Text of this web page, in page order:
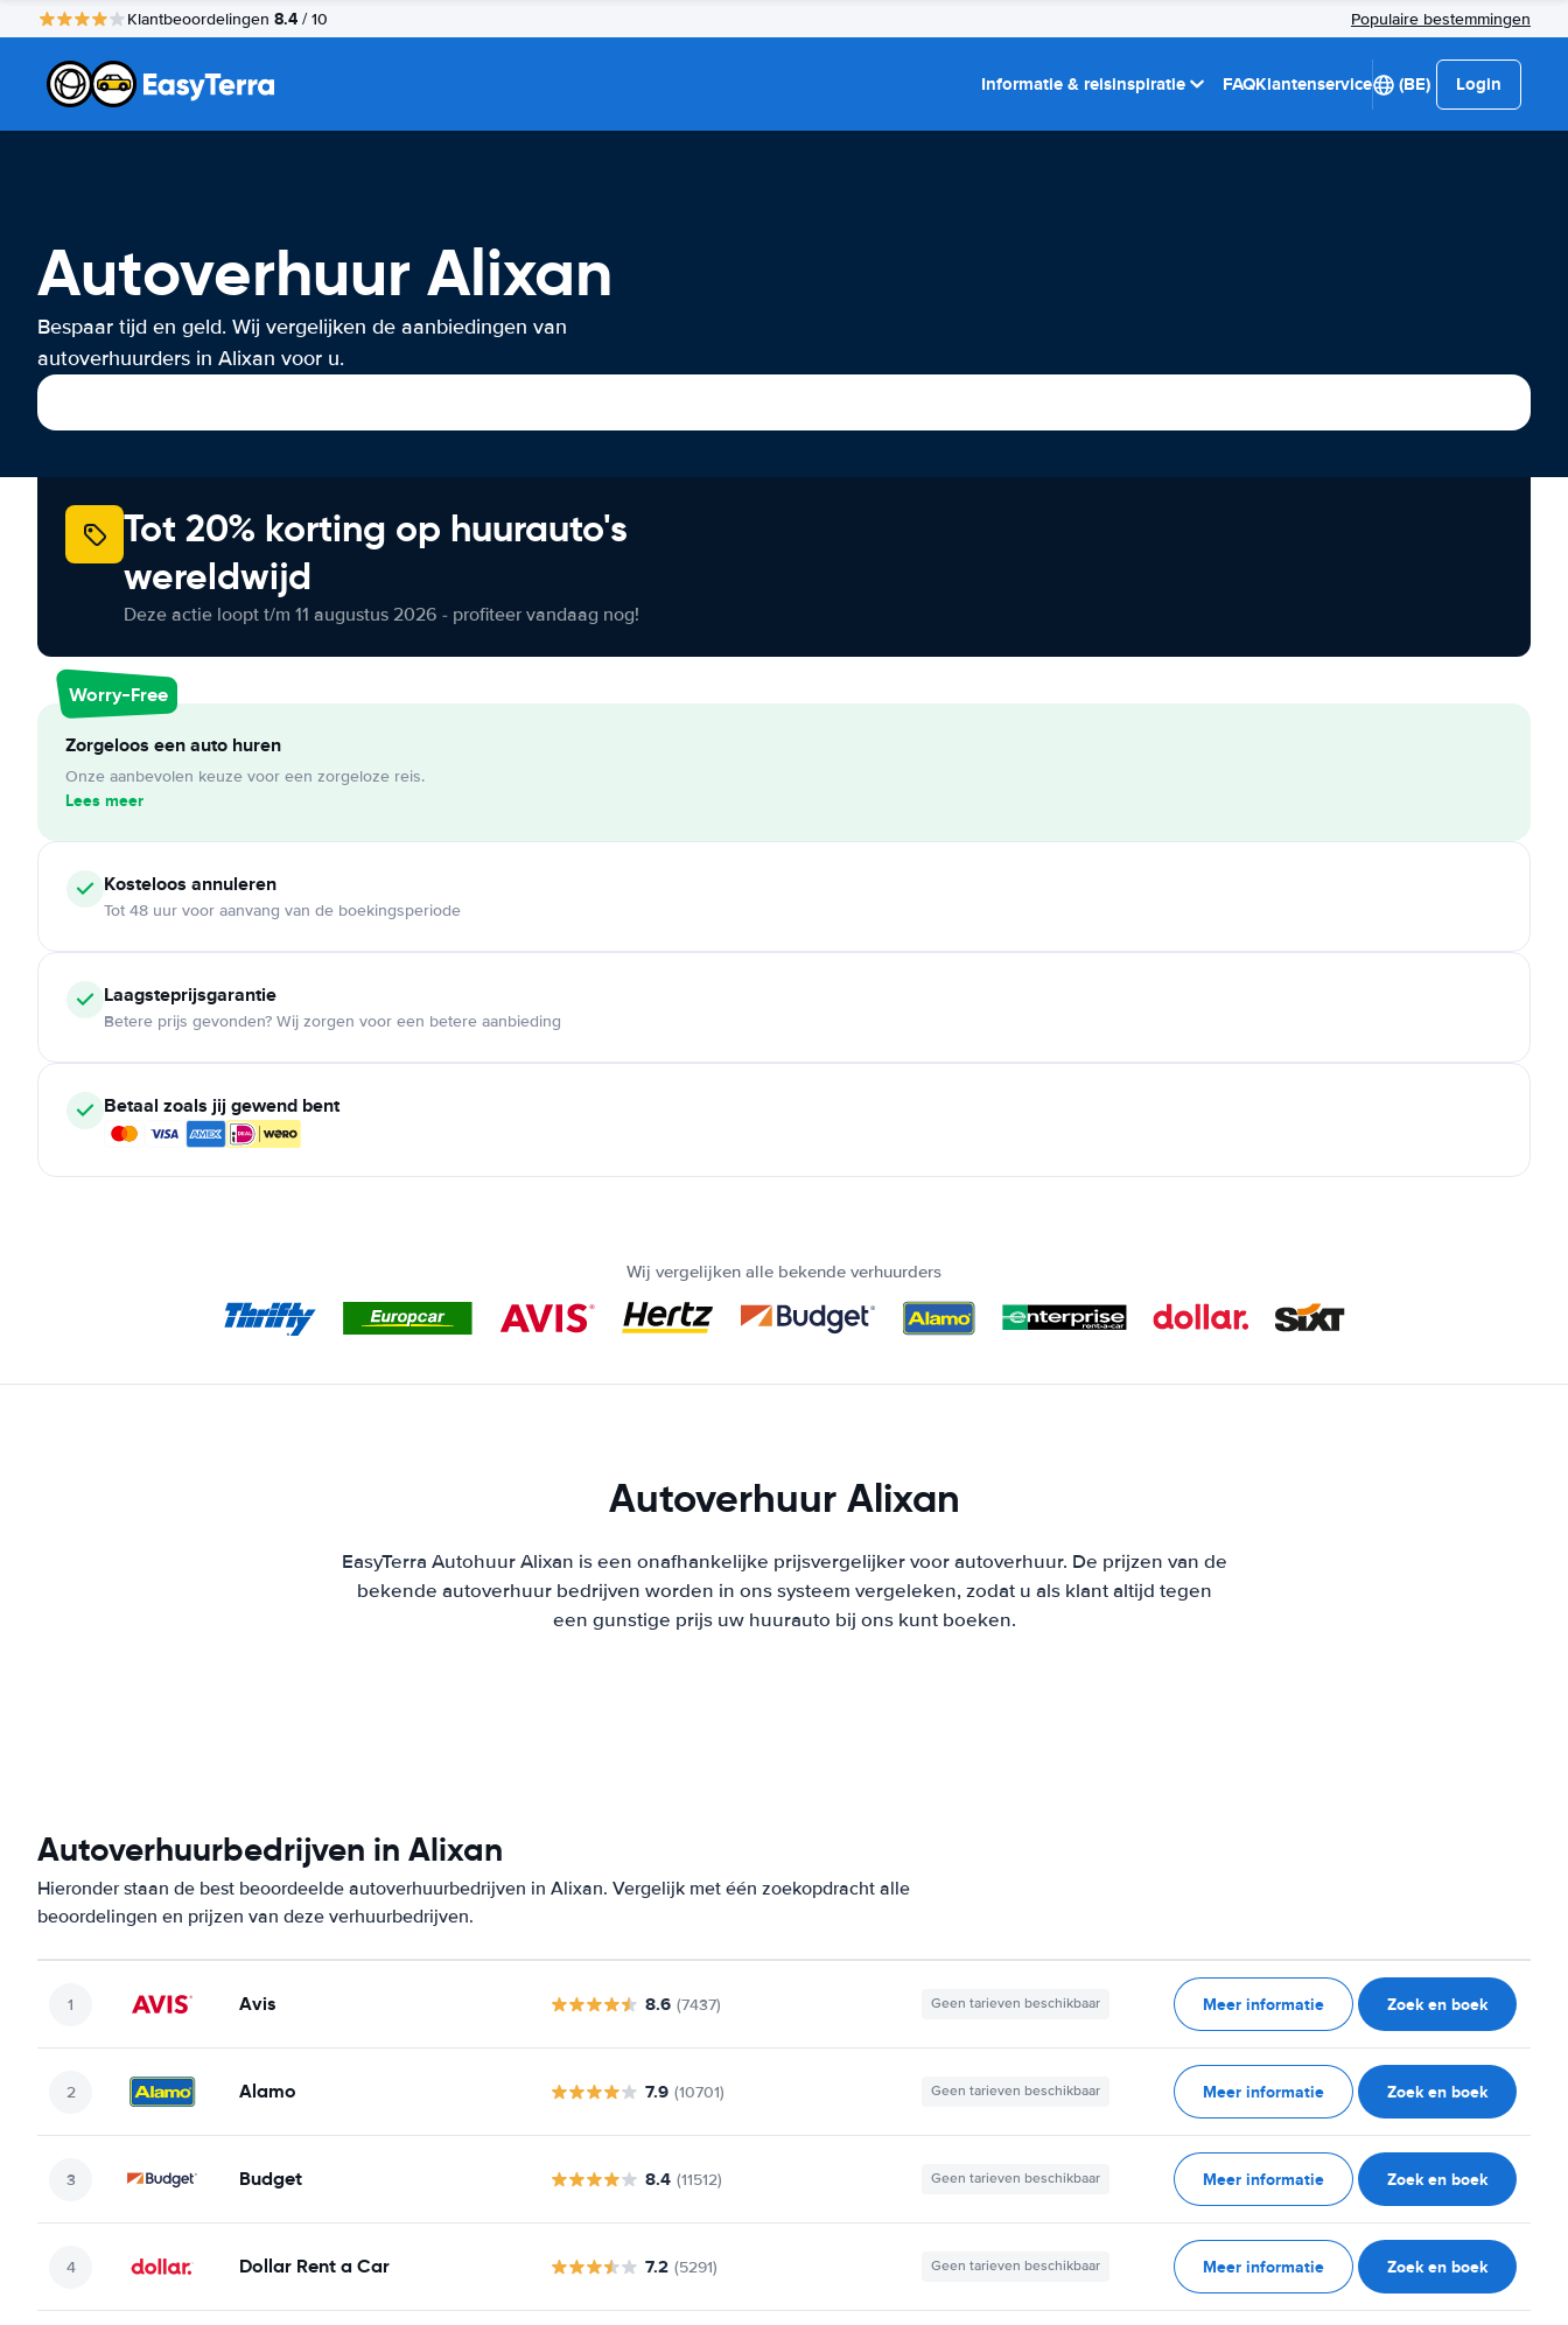
Klantbeoordelingen 8.4 / 10 Populaire bestemmingen
Informatie & reisinspiratie FAQKlantenservice (BE) Login
Autoverhuur Alixan
Bespaar tijd en geld. Wij vergelijken de aanbiedingen van
autoverhuurders in Alixan voor u.
Tot 20% korting op huurauto's
wereldwijd
Deze actie loopt t/m 11 augustus 2026 - profiteer vandaag nog!
Worry-Free
Zorgeloos een auto huren
Onze aanbevolen keuze voor een zorgeloze reis.
Lees meer
Kosteloos annuleren
Tot 48 uur voor aanvang van de boekingsperiode
Laagsteprijsgarantie
Betere prijs gevonden? Wij zorgen voor een betere aanbieding
Betaal zoals jij gewend bent
Wij vergelijken alle bekende verhuurders
Autoverhuur Alixan
EasyTerra Autohuur Alixan is een onafhankelijke prijsvergelijker voor autoverhuur. De prijzen van de
bekende autoverhuur bedrijven worden in ons systeem vergeleken, zodat u als klant altijd tegen
een gunstige prijs uw huurauto bij ons kunt boeken.
Autoverhuurbedrijven in Alixan
Hieronder staan de best beoordeelde autoverhuurbedrijven in Alixan. Vergelijk met één zoekopdracht alle
beoordelingen en prijzen van deze verhuurbedrijven.
Avis 8.6 (7437) Geen tarieven beschikbaar Meer informatie Zoek en boek
Alamo 7.9 (10701) Geen tarieven beschikbaar Meer informatie Zoek en boek
Budget 8.4 (11512) Geen tarieven beschikbaar Meer informatie Zoek en boek
Dollar Rent a Car 7.2 (5291) Geen tarieven beschikbaar Meer informatie Zoek en boek